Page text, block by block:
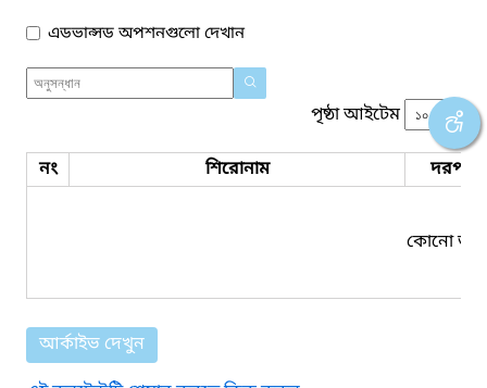
এডভান্সড অপশনগুলো দেখান
পৃষ্ঠা আইটেম
নং শিরোনাম দরপত্র
কোনো তথ্য
আর্কাইভ দেখুন